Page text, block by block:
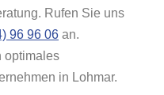
Rufen Sie uns
96 96 06 an.
optimales
in Lohmar.